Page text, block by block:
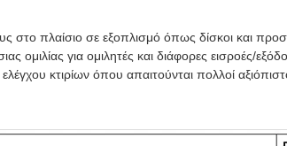
στο πλαίσιο σε εξοπλισμό όπως δίσκοι και
ομιλίας για ομιλητές και διάφορες εισροές/
κτιρίων όπου απαιτούνται πολλοί